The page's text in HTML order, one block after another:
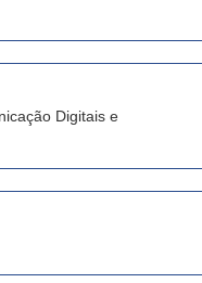
Digitais e